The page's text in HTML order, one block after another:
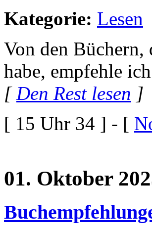
Kategorie: Lesen
Von den
habe, empfehle
[ Den Rest lesen ]
[ 15 Uhr 34 ] - [
01. Oktober